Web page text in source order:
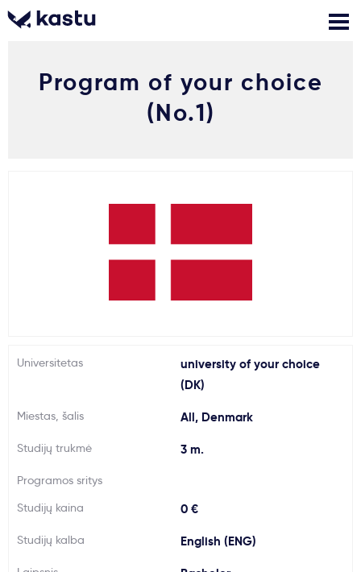
Skambink
Nemokamos
konsultacijos
Kontaktai
Kodėl Kastu?
Program of your choice
(No.1)
Universitetas
university of your choice
(DK)
Miestas, šalis All, Denmark
Studijų trukmė 3 m.
Programos sritys
Studijų kaina
0 €
Studijų kalba English (ENG)